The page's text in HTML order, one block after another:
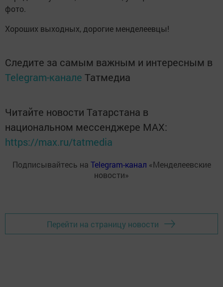
фото.
Хороших выходных, дорогие менделеевцы!
Следите за самым важным и интересным в
Telegram-канале Татмедиа
Читайте новости Татарстана в
национальном мессенджере MАХ:
https://max.ru/tatmedia
Подписывайтесь на Telegram-канал «Менделеевские
новости»
Перейти на страницу новости